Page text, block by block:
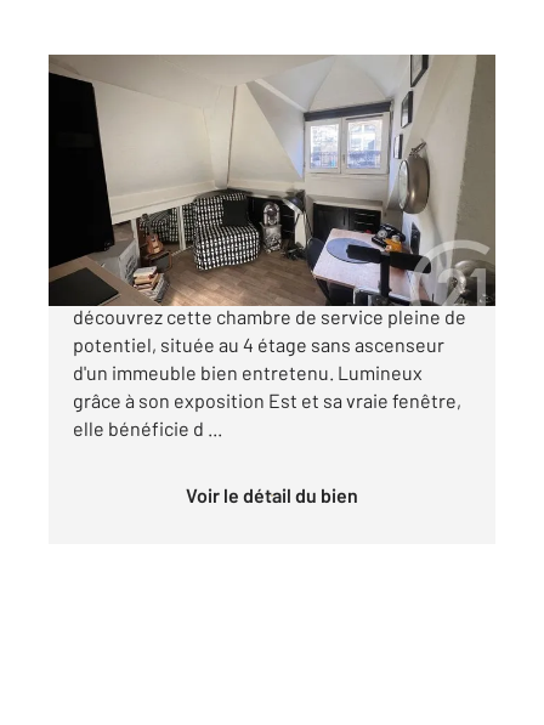
PARIS 75009
12,28 m
Ref : 3148
à vendre
77 500 €
Au cœur d'un quartier vivant et recherché,
découvrez cette chambre de service pleine de
potentiel, située au 4 étage sans ascenseur
d'un immeuble bien entretenu. Lumineux
grâce à son exposition Est et sa vraie fenêtre,
elle bénéficie d ...
Voir le détail du bien